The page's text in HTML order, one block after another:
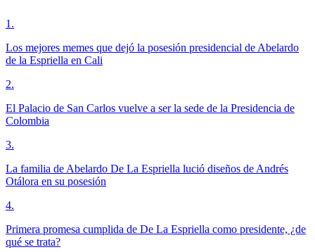
1 .
Los mejores memes que dejó la posesión presidencial de Abelardo
de la Espriella en Cali
2.
El Palacio de San Carlos vuelve a ser la sede de la Presidencia de
Colombia
3.
La familia de Abelardo De La Espriella lució diseños de Andrés
Otálora en su posesión
4.
Primera promesa cumplida de De La Espriella como presidente, ¿de
qué se trata?